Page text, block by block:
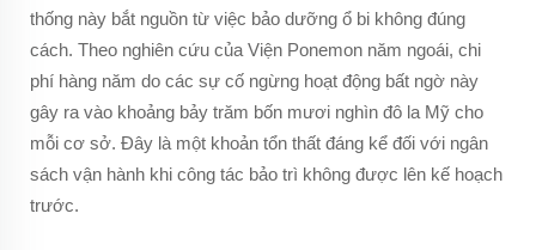
thống này bắt nguồn từ việc bảo dưỡng ổ bi không đúng
cách. Theo nghiên cứu của Viện Ponemon năm ngoái, chi
phí hàng năm do các sự cố ngừng hoạt động bất ngờ này
gây ra vào khoảng bảy trăm bốn mươi nghìn đô la Mỹ cho
mỗi cơ sở. Đây là một khoản tổn thất đáng kể đối với ngân
sách vận hành khi công tác bảo trì không được lên kế hoạch
trước.